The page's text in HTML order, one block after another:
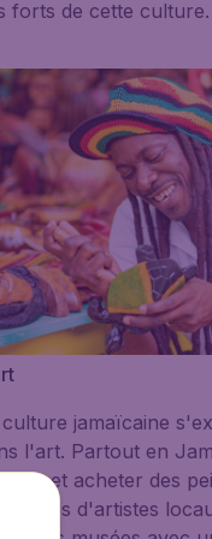
forts de cette culture.
culture jamaïcaine
l'art. Partout en
et acheter des
d'artistes